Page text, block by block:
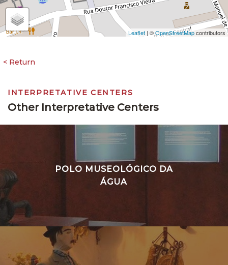
Leaflet | ©OpenStreetMapcontributors
INTERPRETATIVE CENTERS
Other Interpretative Centers
POLO MUSEOLÓGICO DA
ÁGUA